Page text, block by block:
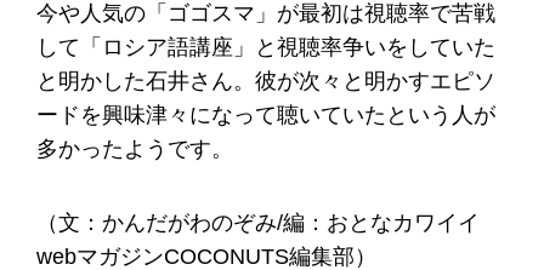
今や人気の「ゴゴスマ」が最初は視聴率で苦戦
して「ロシア語講座」と視聴率争いをしていた
と明かした石井さん。彼が次々と明かすエピソ
ードを興味津々になって聴いていたという人が
多かったようです。
（文：かんだがわのぞみ/編：おとなカワイイ
webマガジンCOCONUTS編集部）